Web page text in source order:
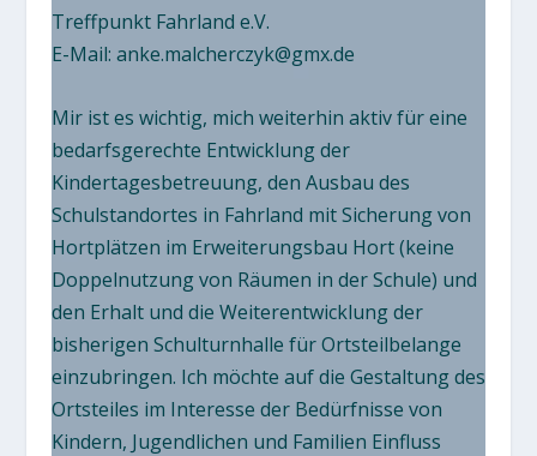
Treffpunkt Fahrland e.V.
E-Mail: anke.malcherczyk@gmx.de
Mir ist es wichtig, mich weiterhin aktiv für eine
bedarfsgerechte Entwicklung der
Kindertagesbetreuung, den Ausbau des
Schulstandortes in Fahrland mit Sicherung von
Hortplätzen im Erweiterungsbau Hort (keine
Doppelnutzung von Räumen in der Schule) und
den Erhalt und die Weiterentwicklung der
bisherigen Schulturnhalle für Ortsteilbelange
einzubringen. Ich möchte auf die Gestaltung des
Ortsteiles im Interesse der Bedürfnisse von
Kindern, Jugendlichen und Familien Einfluss